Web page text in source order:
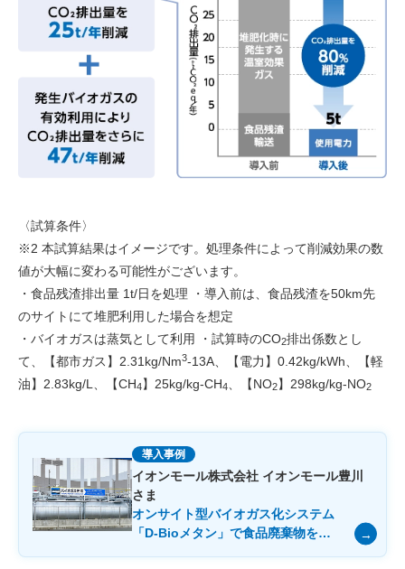
〈試算条件〉
※2 本試算結果はイメージです。処理条件によって削減効果の数
値が大幅に変わる可能性がございます。
・食品残渣排出量 1t/日を処理 ・導入前は、食品残渣を50km先
のサイトにて堆肥利用した場合を想定
・バイオガスは蒸気として利用 ・試算時のCO2排出係数とし
て、【都市ガス】2.31kg/Nm3-13A、【電力】0.42kg/kWh、【軽
油】2.83kg/L、【CH4】25kg/kg-CH4 、【NO2】298kg/kg-NO2
導入事例
イオンモール株式会社 イオンモール豊川
さま
オンサイト型バイオガス化システム
「D-Bioメタン」で食品廃棄物を半